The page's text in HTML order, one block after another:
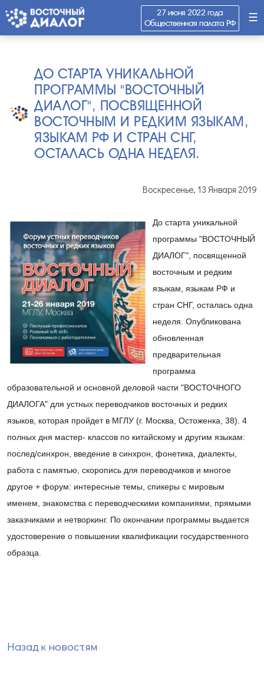
☰
27 июня 2022 года
Общественная палата РФ
ДО СТАРТА УНИКАЛЬНОЙ
ПРОГРАММЫ "ВОСТОЧНЫЙ
ДИАЛОГ", ПОСВЯЩЕННОЙ
ВОСТОЧНЫМ И РЕДКИМ ЯЗЫКАМ,
ЯЗЫКАМ РФ И СТРАН СНГ,
ОСТАЛАСЬ ОДНА НЕДЕЛЯ.
Воскресенье, 13 Января 2019
До старта уникальной
программы "ВОСТОЧНЫЙ
ДИАЛОГ", посвященной
восточным и редким
языкам, языкам РФ и
стран СНГ, осталась одна
неделя. Опубликована
обновленная
предварительная
программа
образовательной и основной деловой части "ВОСТОЧНОГО
ДИАЛОГА" для устных переводчиков восточных и редких
языков, которая пройдет в МГЛУ (г. Москва, Остоженка, 38). 4
полных дня мастер- классов по китайскому и другим языкам:
послед/синхрон, введение в синхрон, фонетика, диалекты,
работа с памятью, скоропись для переводчиков и многое
другое + форум: интересные темы, спикеры с мировым
именем, знакомства с переводческими компаниями, прямыми
заказчиками и нетворкинг. По окончании программы выдается
удостоверение о повышении квалификации государственного
образца.
Назад к новостям